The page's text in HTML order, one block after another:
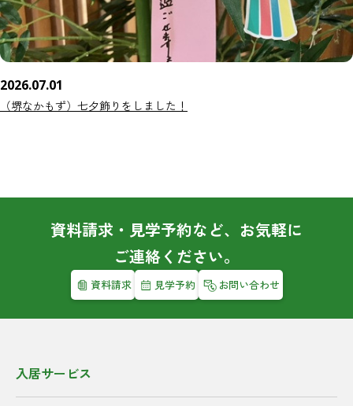
2026.07.01
（堺なかもず）七夕飾りをしました！
資料請求・見学予約など、お気軽に
ご連絡ください。
資料請求 見学予約 お問い合わせ
入居サービス